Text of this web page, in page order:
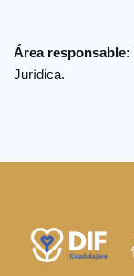
Área responsable:
Jurídica.